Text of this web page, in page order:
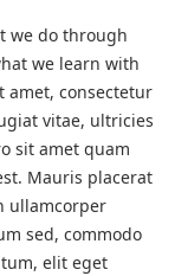
we do through
we learn with
amet, consectetur
vitae, ultricies
sit amet quam
Mauris placerat
ullamcorper
sed, commodo
elit eget